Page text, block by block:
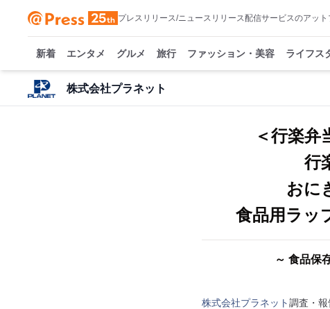
プレスリリース/ニュースリリース配信サービスのアット
新着 エンタメ グルメ 旅行 ファッション・美容 ライフス
株式会社プラネット
＜行楽弁
行
おに
食品用ラッ
～ 食品保
株式会社プラネット調査・報